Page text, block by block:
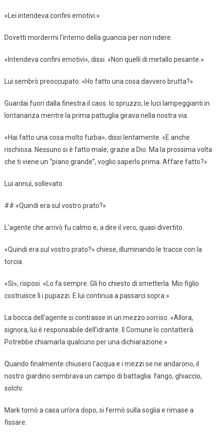
«Lei intendeva confini emotivi.»
Dovetti mordermi l’interno della guancia per non ridere.
«Intendeva confini emotivi», dissi. «Non quelli di metallo pesante.»
Lui sembrò preoccupato. «Ho fatto una cosa davvero brutta?»
Guardai fuori dalla finestra il caos: lo spruzzo, le luci lampeggianti in
lontananza mentre la prima pattuglia girava nella nostra via.
«Hai fatto una cosa molto furba», dissi lentamente. «E anche
rischiosa. Nessuno si è fatto male, grazie a Dio. Ma la prossima volta
che ti viene un “piano grande”, voglio saperlo prima. Affare fatto?»
Lui annuì, sollevato.
## «Quindi era sul vostro prato?»
L’agente che arrivò fu calmo e, a dire il vero, quasi divertito.
«Quindi era sul vostro prato?» chiese, illuminando le tracce con la
torcia.
«Sì», risposi. «Lo fa sempre. Gli ho chiesto di smetterla. Mio figlio
costruisce lì i pupazzi. E lui continua a passarci sopra.»
La bocca dell’agente si contrasse in un mezzo sorriso. «Allora,
signora, lui è responsabile dell’idrante. Il Comune lo contatterà.
Potrebbe chiamarla qualcuno per una dichiarazione.»
Quando finalmente chiusero l’acqua e i mezzi se ne andarono, il
nostro giardino sembrava un campo di battaglia: fango, ghiaccio,
solchi.
Mark tornò a casa un’ora dopo, si fermò sulla soglia e rimase a
fissare.